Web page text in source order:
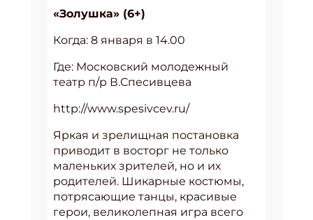
«Золушка» (6+)
Когда: 8 января в 14.00
Где: Московский молодежный
театр п/р В.Спесивцева
http://www.spesivcev.ru/
Яркая и зрелищная постановка
приводит в восторг не только
маленьких зрителей, но и их
родителей. Шикарные костюмы,
потрясающие танцы, красивые
герои, великолепная игра всего